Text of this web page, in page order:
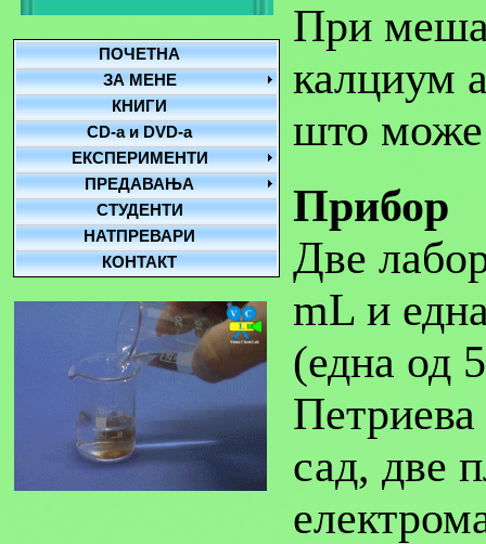
ПОЧЕТНА
ЗА МЕНЕ
КНИГИ
CD-a и DVD-a
ЕКСПЕРИМЕНТИ
ПРЕДАВАЊА
СТУДЕНТИ
НАТПРЕВАРИ
КОНТАКТ
При
калциум
што може
Прибор
Две
mL и
(една од
сад, две